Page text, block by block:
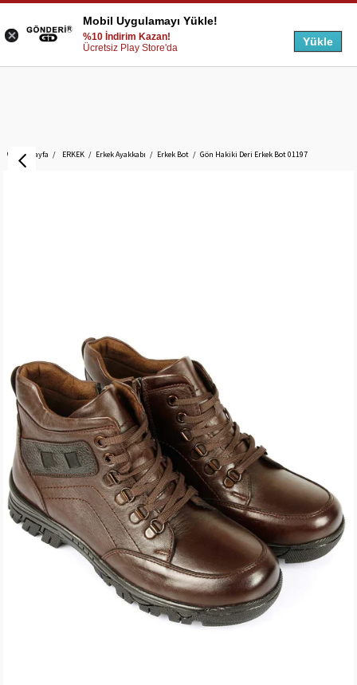
Anasayfa ERKEK Erkek Ayakkabı Erkek Bot Gön Hakiki Deri Erkek Bot 01197
Mobil Uygulamayı Yükle!
%10 İndirim Kazan!
Ücretsiz Play Store'da
Yükle